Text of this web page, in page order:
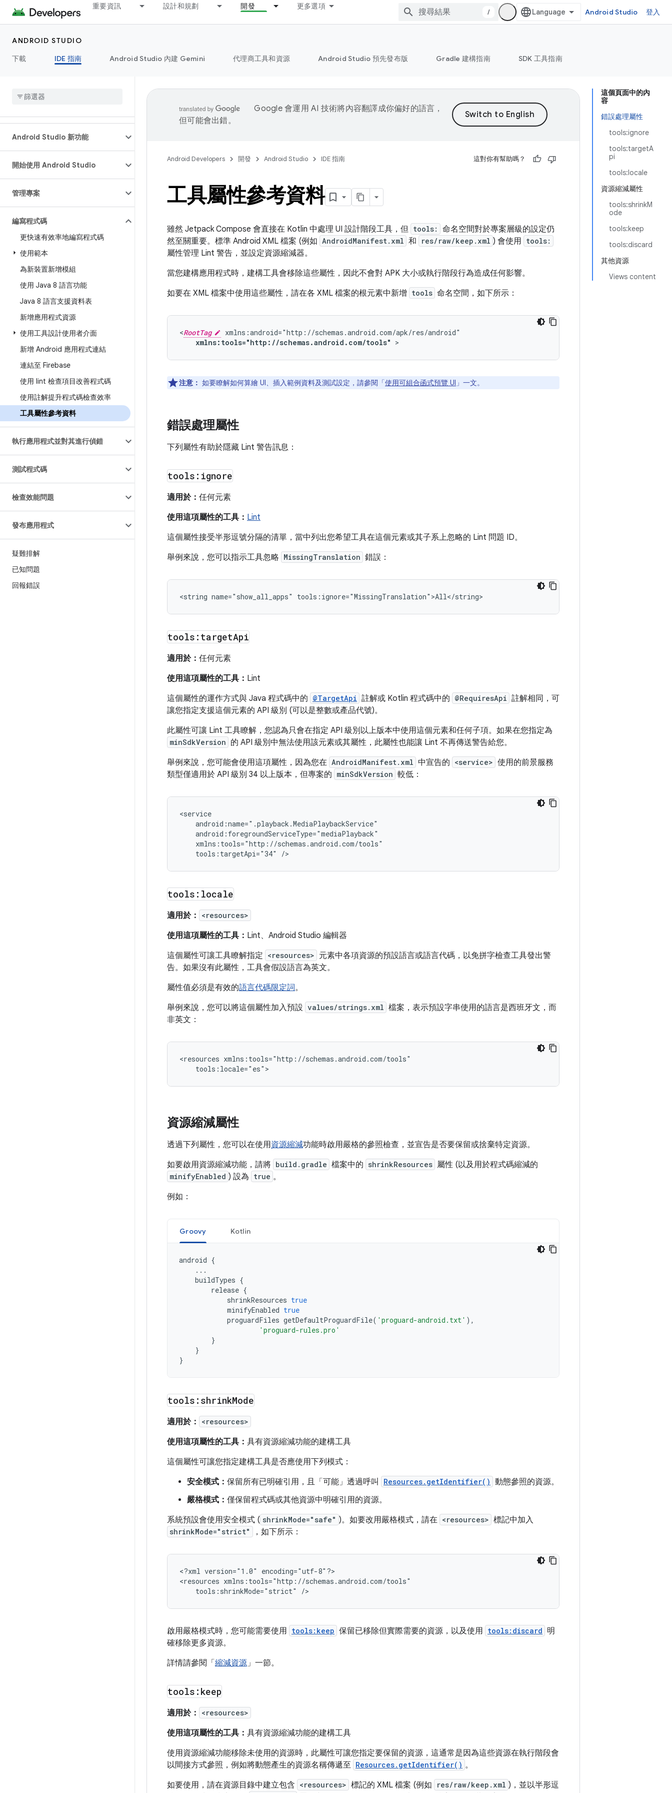
重要資訊 設計和規劃 開發 更多選項
/ Android Studio 登入
ANDROID STUDIO
下載
IDE 指南 Android Studio 內建 Gemini 代理商工具和資源 Android Studio 預先發布版 Gradle 建構指南 SDK 工具指南
Android Studio 新功能
開始使用 Android Studio
管理專案
編寫程式碼
更快速有效率地編寫程式碼
使用範本
為新裝置新增模組
使用 Java 8 語言功能
Java 8 語言支援資料表
新增應用程式資源
使用工具設計使用者介面
新增 Android 應用程式連結
連結至 Firebase
使用 lint 檢查項目改善程式碼
使用註解提升程式碼檢查效率
工具屬性參考資料
執行應用程式並對其進行偵錯
測試程式碼
檢查效能問題
發布應用程式
疑難排解
已知問題
回報錯誤
這個頁面中的內
容
錯誤處理屬性
tools:ignore
tools:targetA
pi
tools:locale
資源縮減屬性
tools:shrinkM
ode
tools:keep
tools:discard
其他資源
Views content
Google 會運用 AI 技術將內容翻譯成你偏好的語言，
但可能會出錯。
Android Developers 開發 Android Studio IDE 指南 這對你有幫助嗎？
工具屬性參考資料
雖然 Jetpack Compose 會直接在 Kotlin 中處理 UI 設計階段工具，但 tools:
命名空間對於專案層級的設定仍
然至關重要。標準 Android XML 檔案 (例如 AndroidManifest.xml 和 res/raw/keep.xml ) 會使用 tools:
屬性管理 Lint 警告，並設定資源縮減器。
當您建構應用程式時，建構工具會移除這些屬性，因此不會對 APK 大小或執行階段行為造成任何影響。
如要在 XML 檔案中使用這些屬性，請在各 XML 檔案的根元素中新增 tools 命名空間，如下所示：
<RootTag
xmlns:tools="http://schemas.android.com/tools" >
注意： 如要瞭解如何算繪 UI、插入範例資料及測試設定，請參閱「使用可組合函式預覽 UI 」一文。
錯誤處理屬性
下列屬性有助於隱藏 Lint 警告訊息：
tools:ignore
適用於： 任何元素
使用這項屬性的工具： Lint
這個屬性接受半形逗號分隔的清單，當中列出您希望工具在這個元素或其子系上忽略的 Lint 問題 ID。
舉例來說，您可以指示工具忽略 MissingTranslation 錯誤：
<string name="show_all_apps"
tools:targetApi
適用於： 任何元素
使用這項屬性的工具： Lint
這個屬性的運作方式與 Java 程式碼中的 @TargetApi 註解或 Kotlin 程式碼中的 @RequiresApi 註解相同，可
讓您指定支援這個元素的 API 級別 (可以是整數或產品代號)。
此屬性可讓 Lint 工具瞭解，您認為只會在指定 API 級別以上版本中使用這個元素和任何子項。如果在您指定為
minSdkVersion 的 API 級別中無法使用該元素或其屬性，此屬性也能讓 Lint 不再傳送警告給您。
舉例來說，您可能會使用這項屬性，因為您在 AndroidManifest.xml 中宣告的 <service> 使用的前景服務
類型僅適用於 API 級別 34 以上版本，但專案的 minSdkVersion 較低：
tools:targetApi="34"
tools:locale
適用於： <resources>
使用這項屬性的工具： Lint、Android Studio 編輯器
這個屬性可讓工具瞭解指定 <resources> 元素中各項資源的預設語言或語言代碼，以免拼字檢查工具發出警
告。如果沒有此屬性，工具會假設語言為英文。
屬性值必須是有效的語言代碼限定詞。
舉例來說，您可以將這個屬性加入預設 values/strings.xml 檔案，表示預設字串使用的語言是西班牙文，而
非英文：
<resources
資源縮減屬性
透過下列屬性，您可以在使用資源縮減功能時啟用嚴格的參照檢查，並宣告是否要保留或捨棄特定資源。
如要啟用資源縮減功能，請將 build.gradle 檔案中的 shrinkResources 屬性 (以及用於程式碼縮減的
minifyEnabled ) 設為 true 。
例如：
Groovy Kotlin
android {
...
buildTypes {
release {
shrinkResources true
minifyEnabled true
proguardFiles getDefaultProguardFile( 'proguard-android.txt' ),
'proguard-rules.pro'
}
}
}
tools:shrinkMode
適用於： <resources>
使用這項屬性的工具： 具有資源縮減功能的建構工具
這個屬性可讓您指定建構工具是否應使用下列模式：
安全模式： 保留所有已明確引用，且「可能」 透過呼叫 Resources.getIdentifier() 動態參照的資源。
嚴格模式： 僅保留程式碼或其他資源中明確引用的資源。
系統預設會使用安全模式 ( shrinkMode="safe" )。如要改用嚴格模式，請在 <resources> 標記中加入
shrinkMode="strict" ，如下所示：
<?xml version="1.0"
encoding="utf-8"?>
<resources
tools:shrinkMode="strict"
啟用嚴格模式時，您可能需要使用 tools:keep 保留已移除但實際需要的資源，以及使用 tools:discard 明
確移除更多資源。
詳情請參閱「 縮減資源」一節。
tools:keep
適用於： <resources>
使用這項屬性的工具： 具有資源縮減功能的建構工具
使用資源縮減功能移除未使用的資源時，此屬性可讓您指定要保留的資源，這通常是因為這些資源在執行階段會
以間接方式參照，例如將動態產生的資源名稱傳遞至 Resources.getIdentifier() 。
如要使用，請在資源目錄中建立包含 <resources> 標記的 XML 檔案 (例如 res/raw/keep.xml )，並以半形逗